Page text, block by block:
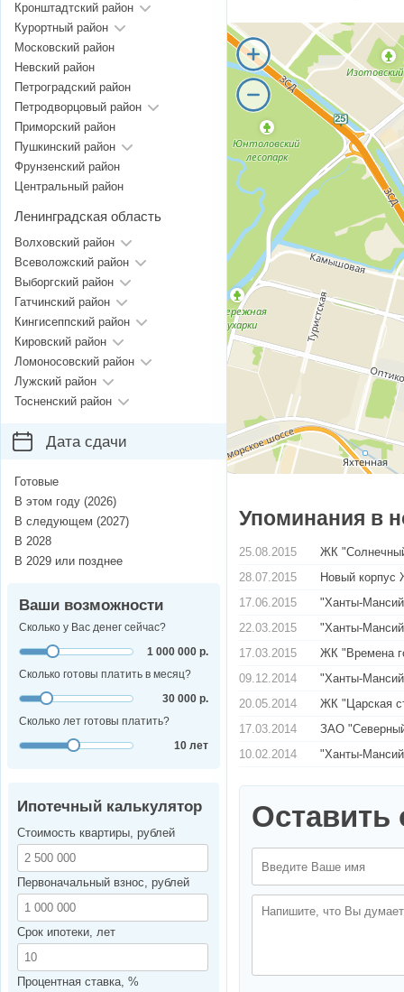
Упоминания в
25.08.2015
ЖК
28.07.2015
Новый корпус
17.06.2015
"Ханты-
22.03.2015
"Ханты-
17.03.2015
ЖК "Времена
09.12.2014
"Ханты-
20.05.2014
ЖК "Царская
17.03.2014
ЗАО "Северный
10.02.2014
"Ханты-
Оставить
Кронштадтский район
Курортный район
Московский район
Невский район
Петроградский район
Петродворцовый район
Приморский район
Пушкинский район
Фрунзенский район
Центральный район
Ленинградская область
Волховский район
Всеволожский район
Выборгский район
Гатчинский район
Кингисеппский район
Кировский район
Ломоносовский район
Лужский район
Тосненский район
Дата сдачи
Готовые
В этом году (2026)
В следующем (2027)
В 2028
В 2029 или позднее
Ваши возможности
Сколько у Вас денег сейчас?
1 000 000 р.
Сколько готовы платить в месяц?
30 000 р.
Сколько лет готовы платить?
10 лет
Ипотечный калькулятор
Стоимость квартиры, рублей
Первоначальный взнос, рублей
Срок ипотеки, лет
Процентная ставка, %